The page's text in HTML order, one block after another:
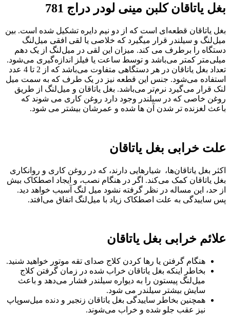
بغل یاتاقان کلبن مینی لودر دراج 781
بغل یاتاقان قطعه‌ای است که از دو نیم دایره تشکیل شده است. بین
میل‌لنگ و سیلندر قرار میگیرد که خلاصی یا لقی افقی میل‌لنگ
دستگاه را برطرف می کند. میزان این لقی در میل‌لنگ از یک دهم
میلی‌متر کمتر می‌باشد و توسط ساعت یا فیلز اندازه‌گیری می‌شود.
تعداد بغل یاتاقان در هر دستگاهی متفاوت می‌باشد که از 2 تا 4 عدد
استفاده می‌شود. جنس این قطعه نیز در یک طرف که به سمت میل
لنک قرار می‌گیرد نرم‌تر می‌باشد. بغل یاتاقان و میل‌لنگ از طریق
روغن خاصی که در سیلندر وجود دارد روغن کاری می شوند که
باعث لغزنده تر شدن آن ها شده و عمرشان بیشتر می شود.
علت خرابی بغل یاتاقان
اکثر بغل یاتاقان‌ها، شیارهایی دارند، که در روغن کاری و روانکاری
بغل یاتاقان کمک می‌کند. اگر در هنگام نصب، و ایجاد اصطکاک بیش
از حد، این مساله در نظر گرفته نشود میل لنگ آسیب خواهد دید.
پس ساییدگی به علت اصطکاک زیاد با میل‌لنگ اتفاق می‌افتد.
علائم خرابی بغل یاتاقان
هنگام گرفتن یا رها کردن کلاج صدای تقه موتور خواهید شنید.
بخاطر اینکه بغل یاتاقان خراب شده در زمان گرفتن کلاج
میل‌لنگ پیستون را به دیواره سیلندر فشار می‌دهد و باعث
سایش بیشتر سیلندر می ‌شود.
همچنین بخاطر ساییدگی بغل یاتاقان زنجیر و دنده میل‌سوپاپ
نیز عقب جلو شده و خراب می‌شوند.